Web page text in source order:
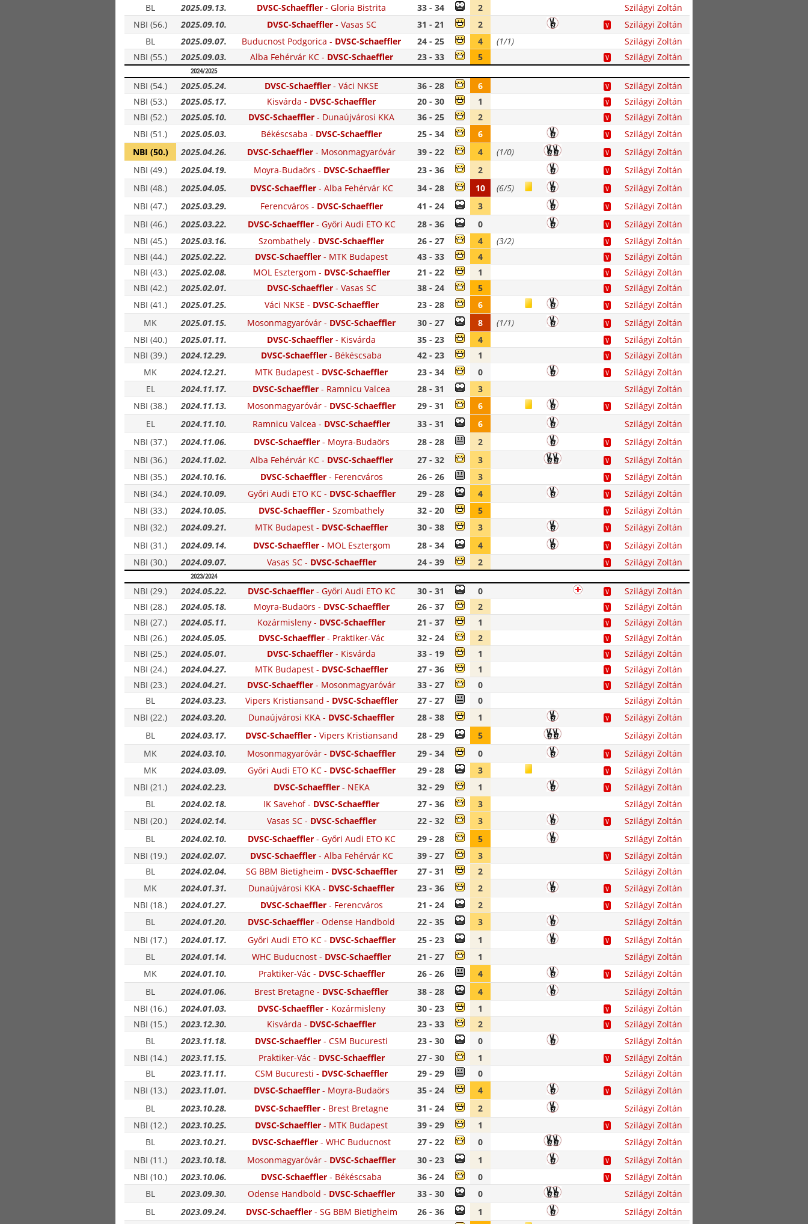
BL
2025.09.13. DVSC-Schaeffler - Gloria Bistrita 33 - 34 2
Szilágyi Zoltán
NBI (56.)
2025.09.10. DVSC-Schaeffler- Vasas SC 31 - 21 2 V
Szilágyi Zoltán
BL
2025.09.07. Buducnost Podgorica - DVSC-Schaeffler 24 - 25 4 (1/1)
Szilágyi Zoltán
NBI (55.)
2025.09.03. Alba Fehérvár KC- DVSC-Schaeffler 23 - 33 5 V Szilágyi Zoltán
2024/2025
NBI (54.) 2025.05.24. DVSC-Schaeffler- Váci NKSE 36 - 28 6 V
Szilágyi Zoltán
NBI (53.)
2025.05.17. Kisvárda - DVSC-Schaeffler 20 - 30 1 V
Szilágyi Zoltán
NBI (52.)
2025.05.10. DVSC-Schaeffler - Dunaújvárosi KKA 36 - 25 2 V
Szilágyi Zoltán
NBI (51.)
2025.05.03. Békéscsaba - DVSC-Schaeffler 25 - 34 6 V
Szilágyi Zoltán
NBI (50.)
2025.04.26. DVSC-Schaeffler - Mosonmagyaróvár 39 - 22 4 (1/0) V
Szilágyi Zoltán
NBI (49.)
2025.04.19. Moyra-Budaörs - DVSC-Schaeffler 23 - 36 2 V
Szilágyi Zoltán
NBI (48.)
2025.04.05. DVSC-Schaeffler- Alba Fehérvár KC 34 - 28 10 (6/5) V
Szilágyi Zoltán
NBI (47.)
2025.03.29. Ferencváros - DVSC-Schaeffler 41 - 24 3 V
Szilágyi Zoltán
NBI (46.)
2025.03.22. DVSC-Schaeffler- Győri Audi ETO KC 28 - 36 0 V
Szilágyi Zoltán
NBI (45.)
2025.03.16. Szombathely - DVSC-Schaeffler 26 - 27 4 (3/2) V
Szilágyi Zoltán
NBI (44.)
2025.02.22. DVSC-Schaeffler - MTK Budapest 43 - 33 4 V
Szilágyi Zoltán
NBI (43.)
2025.02.08. MOL Esztergom - DVSC-Schaeffler 21 - 22 1 V
Szilágyi Zoltán
NBI (42.)
2025.02.01. DVSC-Schaeffler- Vasas SC 38 - 24 5 V
Szilágyi Zoltán
NBI (41.)
2025.01.25. Váci NKSE - DVSC-Schaeffler 23 - 28 6 V
Szilágyi Zoltán
MK
2025.01.15. Mosonmagyaróvár - DVSC-Schaeffler 30 - 27 8 (1/1) V
Szilágyi Zoltán
NBI (40.)
2025.01.11. DVSC-Schaeffler - Kisvárda 35 - 23 4 V
Szilágyi Zoltán
NBI (39.)
2024.12.29. DVSC-Schaeffler - Békéscsaba 42 - 23 1 V
Szilágyi Zoltán
MK
2024.12.21. MTK Budapest - DVSC-Schaeffler 23 - 34 0 V
Szilágyi Zoltán
EL
2024.11.17. DVSC-Schaeffler - Ramnicu Valcea 28 - 31 3
Szilágyi Zoltán
NBI (38.)
2024.11.13. Mosonmagyaróvár - DVSC-Schaeffler 29 - 31 6 V
Szilágyi Zoltán
EL
2024.11.10. Ramnicu Valcea - DVSC-Schaeffler 33 - 31 6
Szilágyi Zoltán
NBI (37.)
2024.11.06. DVSC-Schaeffler- Moyra-Budaörs 28 - 28 2 V
Szilágyi Zoltán
NBI (36.)
2024.11.02. Alba Fehérvár KC- DVSC-Schaeffler 27 - 32 3 V
Szilágyi Zoltán
NBI (35.)
2024.10.16. DVSC-Schaeffler- Ferencváros 26 - 26 3 V
Szilágyi Zoltán
NBI (34.)
2024.10.09. Győri Audi ETO KC- DVSC-Schaeffler 29 - 28 4 V
Szilágyi Zoltán
NBI (33.)
2024.10.05. DVSC-Schaeffler - Szombathely 32 - 20 5 V
Szilágyi Zoltán
NBI (32.)
2024.09.21. MTK Budapest - DVSC-Schaeffler 30 - 38 3 V
Szilágyi Zoltán
NBI (31.)
2024.09.14. DVSC-Schaeffler- MOL Esztergom 28 - 34 4 V
Szilágyi Zoltán
NBI (30.)
2024.09.07. Vasas SC- DVSC-Schaeffler 24 - 39 2 V Szilágyi Zoltán
2023/2024
NBI (29.) 2024.05.22. DVSC-Schaeffler- Győri Audi ETO KC 30 - 31 0 V
Szilágyi Zoltán
NBI (28.)
2024.05.18. Moyra-Budaörs - DVSC-Schaeffler 26 - 37 2 V
Szilágyi Zoltán
NBI (27.)
2024.05.11. Kozármisleny - DVSC-Schaeffler 21 - 37 1 V
Szilágyi Zoltán
NBI (26.)
2024.05.05. DVSC-Schaeffler- Praktiker-Vác 32 - 24 2 V
Szilágyi Zoltán
NBI (25.)
2024.05.01. DVSC-Schaeffler - Kisvárda 33 - 19 1 V
Szilágyi Zoltán
NBI (24.)
2024.04.27. MTK Budapest - DVSC-Schaeffler 27 - 36 1 V
Szilágyi Zoltán
NBI (23.)
2024.04.21. DVSC-Schaeffler - Mosonmagyaróvár 33 - 27 0 V
Szilágyi Zoltán
BL
2024.03.23. Vipers Kristiansand - DVSC-Schaeffler 27 - 27 0
Szilágyi Zoltán
NBI (22.)
2024.03.20. Dunaújvárosi KKA - DVSC-Schaeffler 28 - 38 1 V
Szilágyi Zoltán
BL
2024.03.17. DVSC-Schaeffler- Vipers Kristiansand 28 - 29 5
Szilágyi Zoltán
MK
2024.03.10. Mosonmagyaróvár - DVSC-Schaeffler 29 - 34 0 V
Szilágyi Zoltán
MK
2024.03.09. Győri Audi ETO KC- DVSC-Schaeffler 29 - 28 3 V
Szilágyi Zoltán
NBI (21.)
2024.02.23. DVSC-Schaeffler- NEKA 32 - 29 1 V
Szilágyi Zoltán
BL
2024.02.18. IK Savehof- DVSC-Schaeffler 27 - 36 3
Szilágyi Zoltán
NBI (20.)
2024.02.14. Vasas SC- DVSC-Schaeffler 22 - 32 3 V
Szilágyi Zoltán
BL
2024.02.10. DVSC-Schaeffler- Győri Audi ETO KC 29 - 28 5
Szilágyi Zoltán
NBI (19.)
2024.02.07. DVSC-Schaeffler- Alba Fehérvár KC 39 - 27 3 V
Szilágyi Zoltán
BL
2024.02.04. SG BBM Bietigheim - DVSC-Schaeffler 27 - 31 2
Szilágyi Zoltán
MK
2024.01.31. Dunaújvárosi KKA - DVSC-Schaeffler 23 - 36 2 V
Szilágyi Zoltán
NBI (18.)
2024.01.27. DVSC-Schaeffler- Ferencváros 21 - 24 2 V
Szilágyi Zoltán
BL
2024.01.20. DVSC-Schaeffler - Odense Handbold 22 - 35 3
Szilágyi Zoltán
NBI (17.)
2024.01.17. Győri Audi ETO KC- DVSC-Schaeffler 25 - 23 1 V
Szilágyi Zoltán
BL
2024.01.14. WHC Buducnost - DVSC-Schaeffler 21 - 27 1
Szilágyi Zoltán
MK
2024.01.10. Praktiker-Vác - DVSC-Schaeffler 26 - 26 4 V
Szilágyi Zoltán
BL
2024.01.06. Brest Bretagne - DVSC-Schaeffler 38 - 28 4
Szilágyi Zoltán
NBI (16.)
2024.01.03. DVSC-Schaeffler - Kozármisleny 30 - 23 1 V
Szilágyi Zoltán
NBI (15.)
2023.12.30. Kisvárda - DVSC-Schaeffler 23 - 33 2 V
Szilágyi Zoltán
BL
2023.11.18. DVSC-Schaeffler - CSM Bucuresti 23 - 30 0
Szilágyi Zoltán
NBI (14.)
2023.11.15. Praktiker-Vác - DVSC-Schaeffler 27 - 30 1 V
Szilágyi Zoltán
BL
2023.11.11. CSM Bucuresti - DVSC-Schaeffler 29 - 29 0
Szilágyi Zoltán
NBI (13.)
2023.11.01. DVSC-Schaeffler- Moyra-Budaörs 35 - 24 4 V
Szilágyi Zoltán
BL
2023.10.28. DVSC-Schaeffler - Brest Bretagne 31 - 24 2
Szilágyi Zoltán
NBI (12.)
2023.10.25. DVSC-Schaeffler - MTK Budapest 39 - 29 1 V
Szilágyi Zoltán
BL
2023.10.21. DVSC-Schaeffler - WHC Buducnost 27 - 22 0
Szilágyi Zoltán
NBI (11.)
2023.10.18. Mosonmagyaróvár - DVSC-Schaeffler 30 - 23 1 V
Szilágyi Zoltán
NBI (10.)
2023.10.06. DVSC-Schaeffler - Békéscsaba 36 - 24 0 V
Szilágyi Zoltán
BL
2023.09.30. Odense Handbold - DVSC-Schaeffler 33 - 30 0
Szilágyi Zoltán
BL
2023.09.24. DVSC-Schaeffler- SG BBM Bietigheim 26 - 36 1
Szilágyi Zoltán